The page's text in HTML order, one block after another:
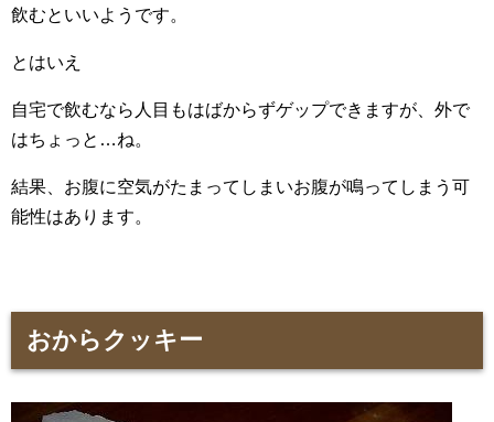
飲むといいようです。
とはいえ
自宅で飲むなら人目もはばからずゲップできますが、外で
はちょっと…ね。
結果、お腹に空気がたまってしまいお腹が鳴ってしまう可
能性はあります。
おからクッキー